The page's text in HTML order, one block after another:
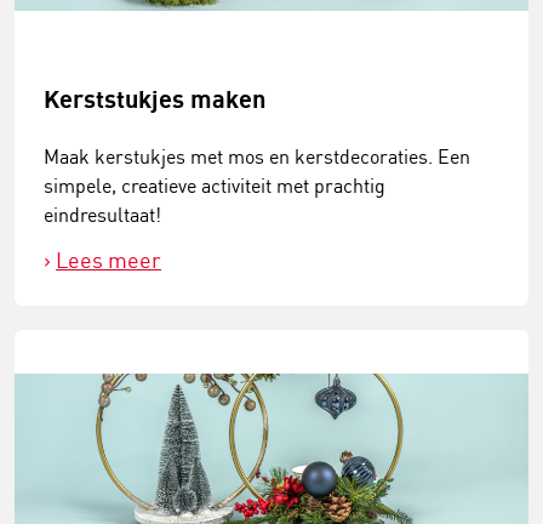
Kerststukjes maken
Maak kerstukjes met mos en kerstdecoraties. Een
simpele, creatieve activiteit met prachtig
eindresultaat!
Lees meer